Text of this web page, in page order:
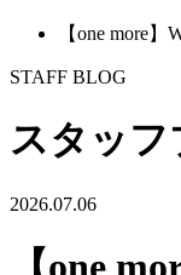
【one more】
STAFF BLOG
スタッフ
2026.07.06